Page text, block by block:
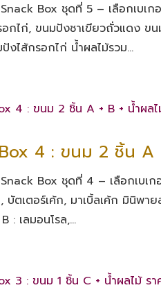
Box ชุดที่ 5 – เลือกเบเก
กไก่, ขนมปังชาเขียวถั่วแดง ข
งไส้กรอกไก่ น้ำผลไม้รวม...
4 : ขนม 2 ชิ้น A
Box ชุดที่ 4 – เลือกเบเก
บัตเตอร์เค้ก, มาเบิ้ลเค้ก มินิพ
: เลมอนโรล,...